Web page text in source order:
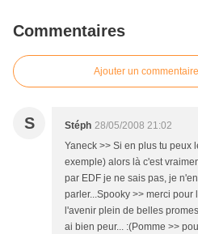
Commentaires
Ajouter un commentaire
S Stéph 28/05/2008 21:02
Yaneck >> Si en plus tu peux
exemple) alors là c'est
par EDF je ne sais pas, je
parler...Spooky >> merci
l'avenir plein de belles
ai bien peur... :(Pomme >>